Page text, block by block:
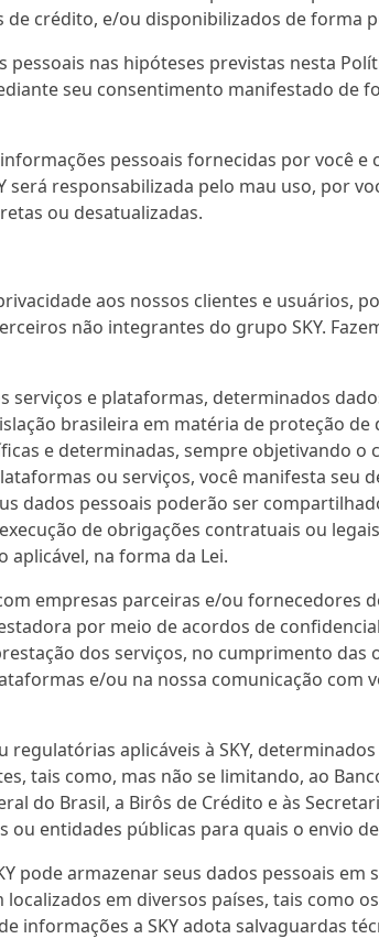
de crédito, e/ou disponibilizados de forma
pessoais nas hipóteses previstas nesta
seu consentimento manifestado de
pessoais fornecidas por você
será responsabilizada pelo mau uso, por
ou desatualizadas.
aos nossos clientes e usuários,
não integrantes do grupo SKY.
serviços e plataformas, determinados
brasileira em matéria de proteção
e determinadas, sempre objetivando
ou serviços, você manifesta seu
dados pessoais poderão ser
de obrigações contratuais ou
na forma da Lei.
empresas parceiras e/ou fornecedores
por meio de acordos de
dos serviços, no cumprimento
e/ou na nossa comunicação com
aplicáveis à SKY,
tais como, mas não se limitando, ao
do Brasil, a Birôs de Crédito e às
entidades públicas para quais o envio
pode armazenar seus dados pessoais
em diversos países, tais como
informações a SKY adota salvaguardas